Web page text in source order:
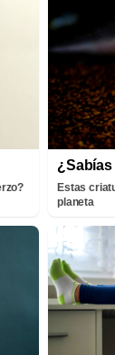
Estas
planeta